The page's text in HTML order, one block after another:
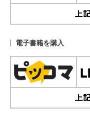
電子書籍を購入